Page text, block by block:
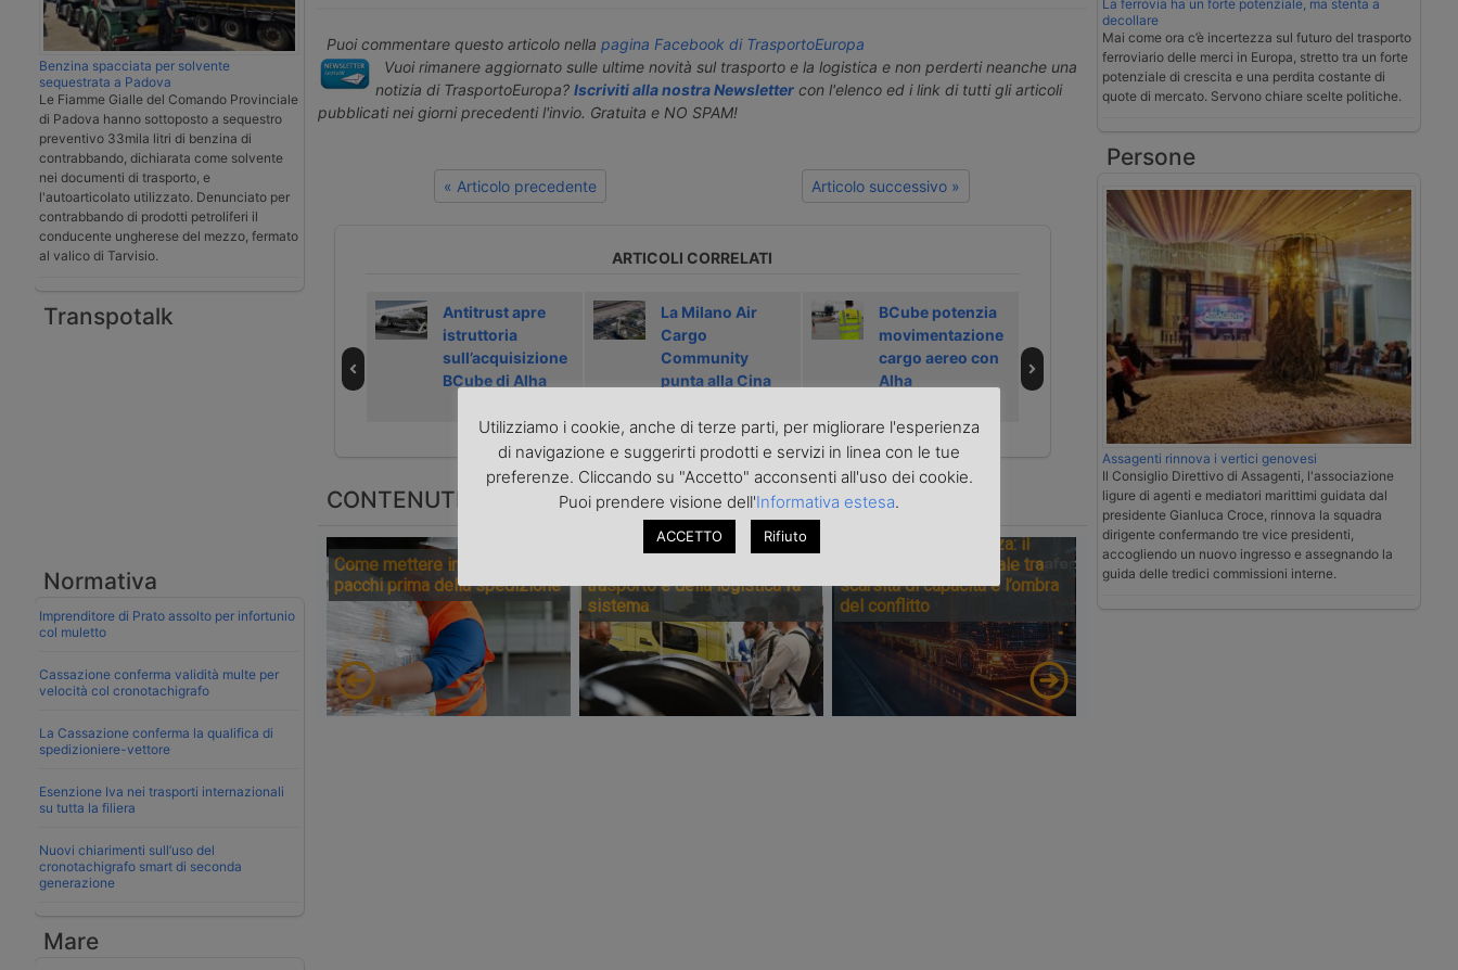
Benzina spacciata per solvente
sequestrata a Padova
Le Fiamme Gialle del Comando Provinciale
di Padova hanno sottoposto a sequestro
preventivo 33mila litri di benzina di
contrabbando, dichiarata come solvente
nei documenti di trasporto, e
l'autoarticolato utilizzato. Denunciato per
contrabbando di prodotti petroliferi il
conducente ungherese del mezzo, fermato
al valico di Tarvisio.
Transpotalk
Normativa
Imprenditore di Prato assolto per infortunio
col muletto
Cassazione conferma validità multe per
velocità col cronotachigrafo
La Cassazione conferma la qualifica di
spedizioniere-vettore
Esenzione Iva nei trasporti internazionali
su tutta la filiera
Nuovi chiarimenti sull’uso del
cronotachigrafo smart di seconda
generazione
Mare
Puoi commentare questo articolo nella pagina Facebook di TrasportoEuropa
Vuoi rimanere aggiornato sulle ultime novità sul trasporto e la logistica e non perderti neanche una
notizia di TrasportoEuropa? Iscriviti alla nostra Newslettercon l'elenco ed i link di tutti gli articoli
pubblicati nei giorni precedenti l'invio. Gratuita e NO SPAM!
« Articolo precedente Articolo successivo »
ARTICOLI CORRELATI
Alsea chiede a
Milano maggiore
Antitrust apre
istruttoria
sull’acquisizione
BCube di Alha
La Milano Air
Cargo
Community
punta alla Cina
BCube potenzia
movimentazione
cargo aereo con
Alha
accelera sul
cargo aereo a
Malpensa
Uno sciopero
rallenta la
cargocity di
Malpensa
CONTENUTI SPONSORIZZATI
Come mettere in sicurezza i
pacchi prima della spedizione
Transpotec Logitec 2026: a
trasporto e della logistica fa
sistema
Il costo dell’incertezza: il
trasporto internazionale tra
scarsità di capacità e l’ombra
del conflitto
La ferrovia ha un forte potenziale, ma stenta a
decollare
Mai come ora c’è incertezza sul futuro del trasporto
ferroviario delle merci in Europa, stretto tra un forte
potenziale di crescita e una perdita costante di
quote di mercato. Servono chiare scelte politiche.
Persone
Assagenti rinnova i vertici genovesi
Il Consiglio Direttivo di Assagenti, l'associazione
ligure di agenti e mediatori marittimi guidata dal
presidente Gianluca Croce, rinnova la squadra
dirigente confermando tre vice presidenti,
accogliendo un nuovo ingresso e assegnando la
guida delle tredici commissioni interne.
Utilizziamo i cookie, anche di terze parti, per migliorare l'esperienza
di navigazione e suggerirti prodotti e servizi in linea con le tue
preferenze. Cliccando su "Accetto" acconsenti all'uso dei cookie.
Puoi prendere visione dell'Informativa estesa.
ACCETTO Rifiuto